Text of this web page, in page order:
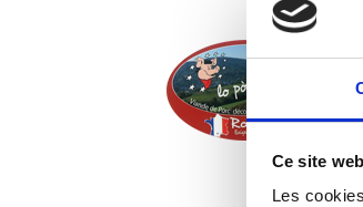
Ce site
Les